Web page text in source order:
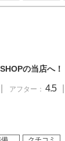
の当店へ！
アフター： 4.5